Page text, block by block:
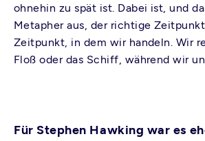
ohnehin zu spät ist. Dabei ist, und
Metapher aus, der richtige
Zeitpunkt, in dem wir handeln. Wir
Floß oder das Schiff, während wir
Für Stephen Hawking war es